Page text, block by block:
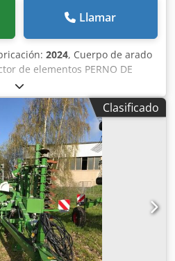
Llamar
2024, Cuerpo de arado
de elementos PERNO DE
Eokr
Clasificado